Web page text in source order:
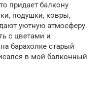
придает балкону
подушки, ковры,
уютную атмосферу.
с цветами и
барахолке старый
в мой балконный